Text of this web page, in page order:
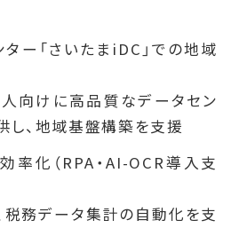
ー「さいたまiDC」での地域
人向けに高品質なデータセン
し、地域基盤構築を支援
率化（RPA・AI-OCR導入支
税務データ集計の自動化を支